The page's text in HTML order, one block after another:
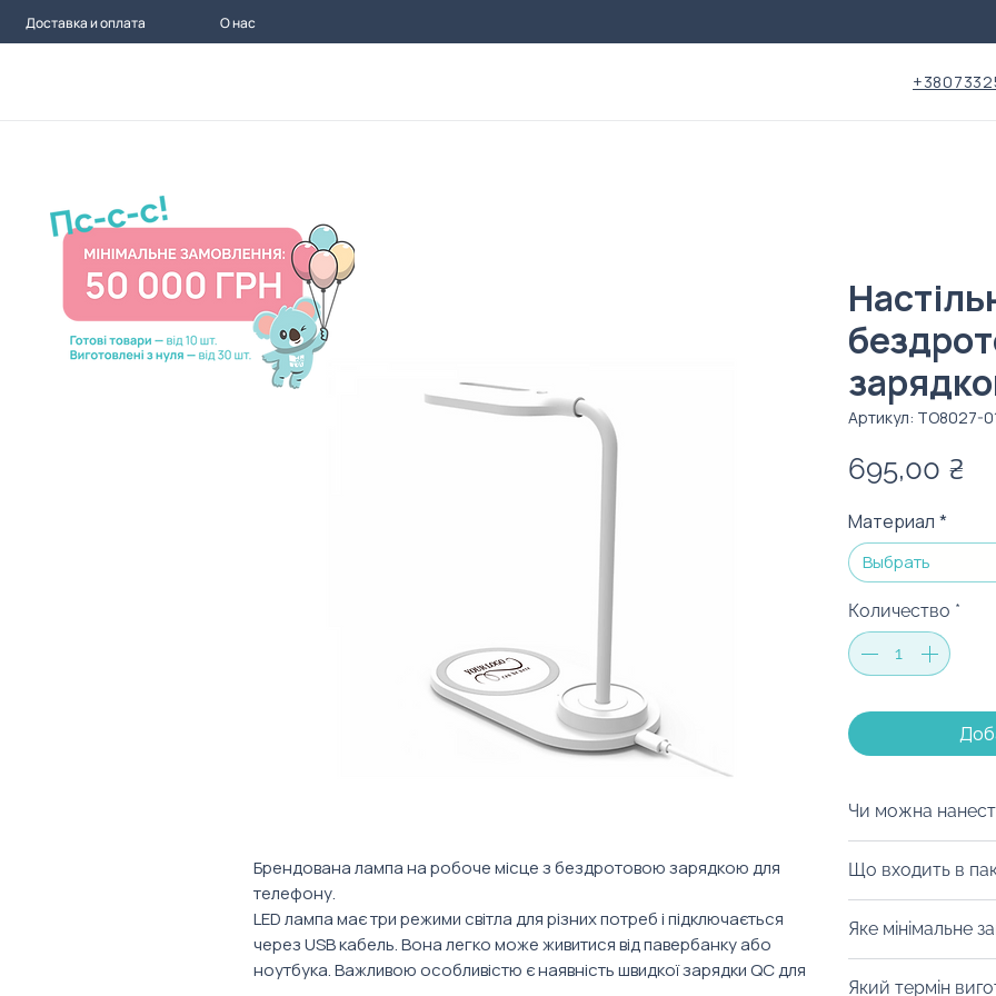
Доставка и оплата О нас
Брендована лампа на робоче місце з бездротовою зарядкою для
телефону.
LED лампа має три режими світла для різних потреб і підключається
через USB кабель. Вона легко може живитися від павербанку або
ноутбука. Важливою особливістю є наявність швидкої зарядки QC для
Артикул: ТО8027-
695,00 ₴
Материал *
Выбрать
Количество *
Чи можна
бездротову
того аби
компанію чи
Що входить в
це брендується
Яке мінімальне
Який термін